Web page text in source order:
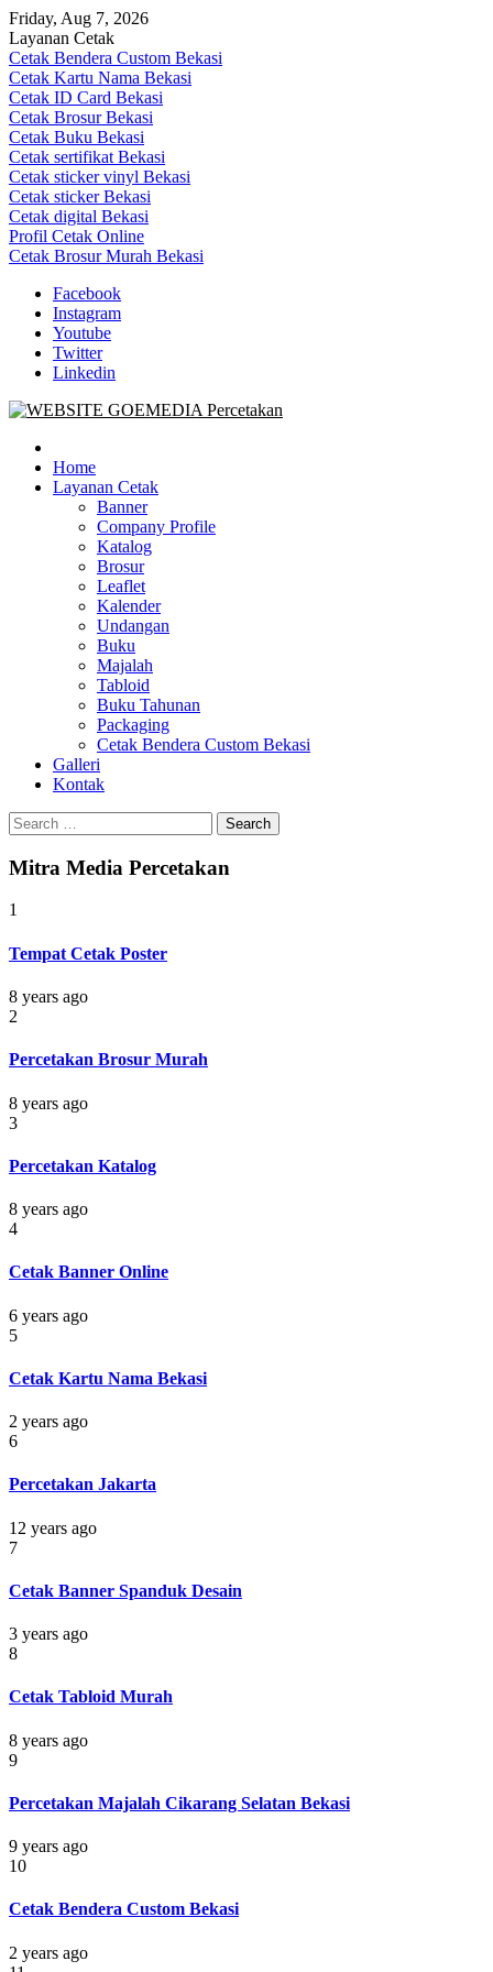
Skip
to
content
Friday, Aug 7, 2026
Layanan Cetak
Cetak Bendera Custom Bekasi
Cetak Kartu Nama Bekasi
Cetak ID Card Bekasi
Cetak Brosur Bekasi
Cetak Buku Bekasi
Cetak sertifikat Bekasi
Cetak sticker vinyl Bekasi
Cetak sticker Bekasi
Cetak digital Bekasi
Profil Cetak Online
Cetak Brosur Murah Bekasi
Facebook
Instagram
Youtube
Twitter
Linkedin
Goe Media Percetakan | 0822-4439-5599 (Call/WA)
0822-4439-5599 (Call/WA) Percetakan jasa cetak banner buku yasin
invoice kartu nama label map nota spanduk stiker undangan
pernikahan murah online 24 jam
Home
Layanan Cetak
Banner
Company Profile
Katalog
Brosur
Leaflet
Kalender
Undangan
Buku
Majalah
Tabloid
Buku Tahunan
Packaging
Cetak Bendera Custom Bekasi
Galleri
Kontak
Search
for:
Mitra Media Percetakan
1
Tempat Cetak Poster
8 years ago
2
Percetakan Brosur Murah
8 years ago
3
Percetakan Katalog
8 years ago
4
Cetak Banner Online
6 years ago
5
Cetak Kartu Nama Bekasi
2 years ago
6
Percetakan Jakarta
12 years ago
7
Cetak Banner Spanduk Desain
3 years ago
8
Cetak Tabloid Murah
8 years ago
9
Percetakan Majalah Cikarang Selatan Bekasi
9 years ago
10
Cetak Bendera Custom Bekasi
2 years ago